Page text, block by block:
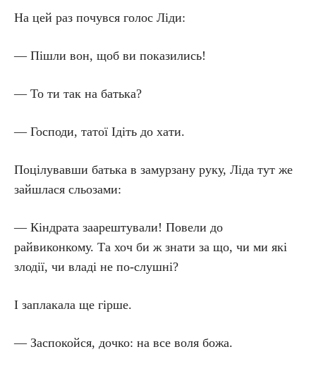
На цей раз почувся голос Ліди:
— Пішли вон, щоб ви показились!
— То ти так на батька?
— Господи, татої Ідіть до хати.
Поцілувавши батька в замурзану руку, Ліда тут же
зайшлася сльозами:
— Кіндрата заарештували! Повели до
райвиконкому. Та хоч би ж знати за що, чи ми які
злодії, чи владі не по-слушні?
І заплакала ще гірше.
— Заспокойся, дочко: на все воля божа.